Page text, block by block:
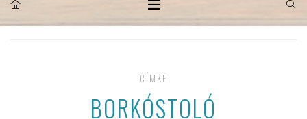
CÍMKE
BORKÓSTOLÓ